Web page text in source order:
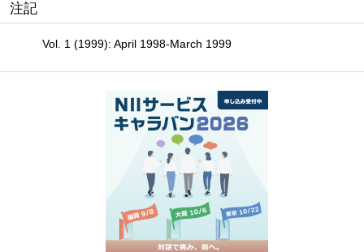
注記
Vol. 1 (1999): April 1998-March 1999